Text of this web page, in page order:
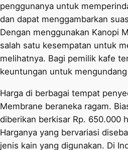
penggunanya untuk
dan dapat menggambarkan
Dengan menggunakan Kanopi
salah satu kesempatan untuk
melihatnya. Bagi pemilik kafe
keuntungan untuk
Harga di berbagai tempat
Membrane beraneka ragam.
diberikan berkisar Rp. 650.000
Harganya yang bervariasi
jenis kain yang digunakan. Di